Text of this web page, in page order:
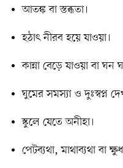
আতঙ্ক বা স্তব্ধতা।
হঠাৎ নীরব হয়ে যাওয়া।
কান্না বেড়ে যাওয়া বা ঘন
ঘুমের সমস্যা ও দুঃস্বপ্ন
স্কুলে যেতে অনীহা।
পেটব্যথা, মাথাব্যথা বা